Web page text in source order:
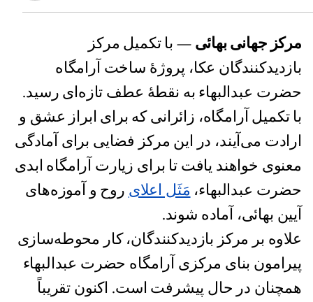
مرکز جهانی بهائی — با تکمیل مرکز
بازدیدکنندگان عکا، پروژهٔ ساخت آرامگاه
حضرت عبدالبهاء به نقطهٔ عطف تازه‌ای رسید.
با تکمیل آرامگاه، زائرانی که برای ابراز عشق و
ارادت می‌آیند، در این مرکز فضایی برای آمادگی
معنوی خواهند یافت تا برای زیارت آرامگاه ابدی
حضرت عبدالبهاء، مَثَل اعلای روح و آموزه‌های
آیین بهائی، آماده شوند.
علاوه بر مرکز بازدیدکنندگان، کار محوطه‌سازی
پیرامون بنای مرکزی آرامگاه حضرت عبدالبهاء
همچنان در حال پیشرفت است. اکنون تقریباً